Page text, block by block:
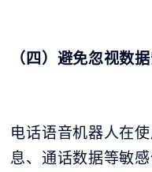
（四）避免忽视数
电话语音机器人在
息、通话数据等敏